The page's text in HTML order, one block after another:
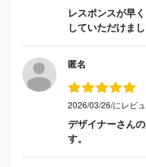
レスポンスが早
していただけま
匿名
2026/03/26/にレビ
デザイナーさん
す。